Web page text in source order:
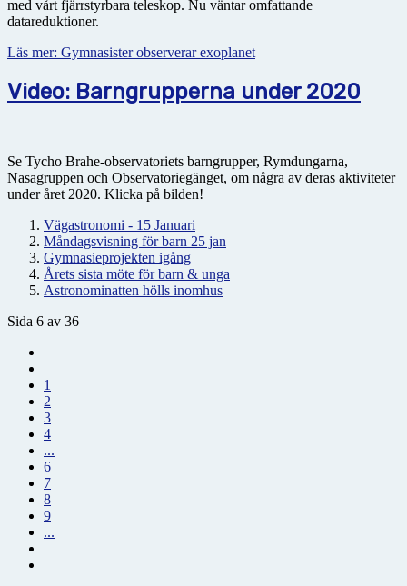
med vårt fjärrstyrbara teleskop. Nu väntar omfattande
datareduktioner.
Läs mer: Gymnasister observerar exoplanet
Video: Barngrupperna under 2020
Se Tycho Brahe-observatoriets barngrupper, Rymdungarna,
Nasagruppen och Observatoriegänget, om några av deras aktiviteter
under året 2020. Klicka på bilden!
Vägastronomi - 15 Januari
Måndagsvisning för barn 25 jan
Gymnasieprojekten igång
Årets sista möte för barn & unga
Astronominatten hölls inomhus
Sida 6 av 36
1
2
3
4
...
6
7
8
9
...